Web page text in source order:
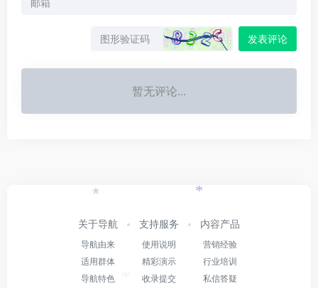
发表评论
暂无评论...
关于导航
导航由来
适用群体
导航特色
支持服务
使用说明
精彩演示
收录提交
内容产品
营销经验
行业培训
私信答疑